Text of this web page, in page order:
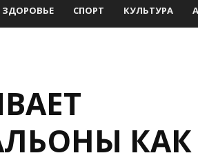
ЗДОРОВЬЕ СПОРТ КУЛЬТУРА
КАК